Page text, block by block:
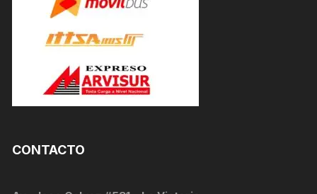
CONTACTO